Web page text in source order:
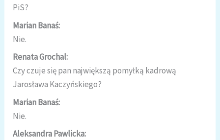
PiS?
Marian Banaś:
Nie.
Renata Grochal:
Czy czuje się pan największą pomyłką kadrową
Jarosława Kaczyńskiego?
Marian Banaś:
Nie.
Aleksandra Pawlicka: